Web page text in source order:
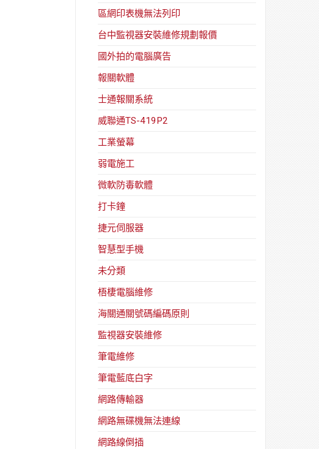
區網印表機無法列印
台中監視器安裝維修規劃報價
國外拍的電腦廣告
報關軟體
士通報關系統
威聯通TS-419P2
工業螢幕
弱電施工
微軟防毒軟體
打卡鐘
捷元伺服器
智慧型手機
未分類
梧棲電腦維修
海關通關號碼編碼原則
監視器安裝維修
筆電維修
筆電藍底白字
網路傳輸器
網路無碟機無法連線
網路線倒插